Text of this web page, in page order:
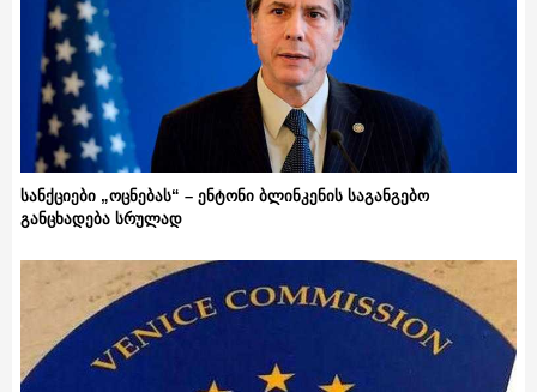
სანქციები „ოცნებას“ – ენტონი ბლინკენის საგანგებო
განცხადება სრულად